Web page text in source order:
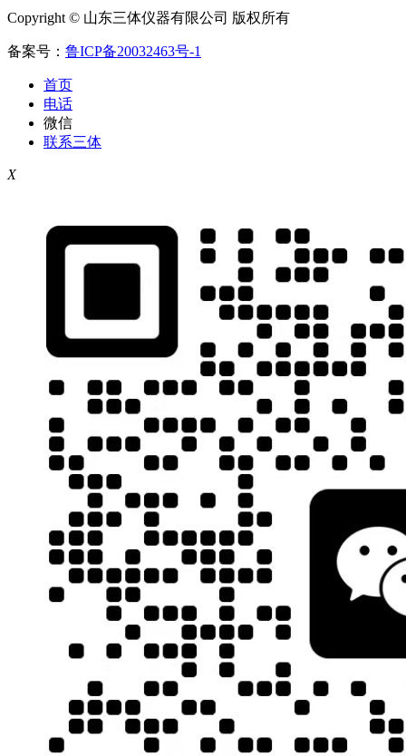
Copyright © 山东三体仪器有限公司 版权所有
备案号： 鲁ICP备20032463号-1
首页
电话
微信
联系三体
X